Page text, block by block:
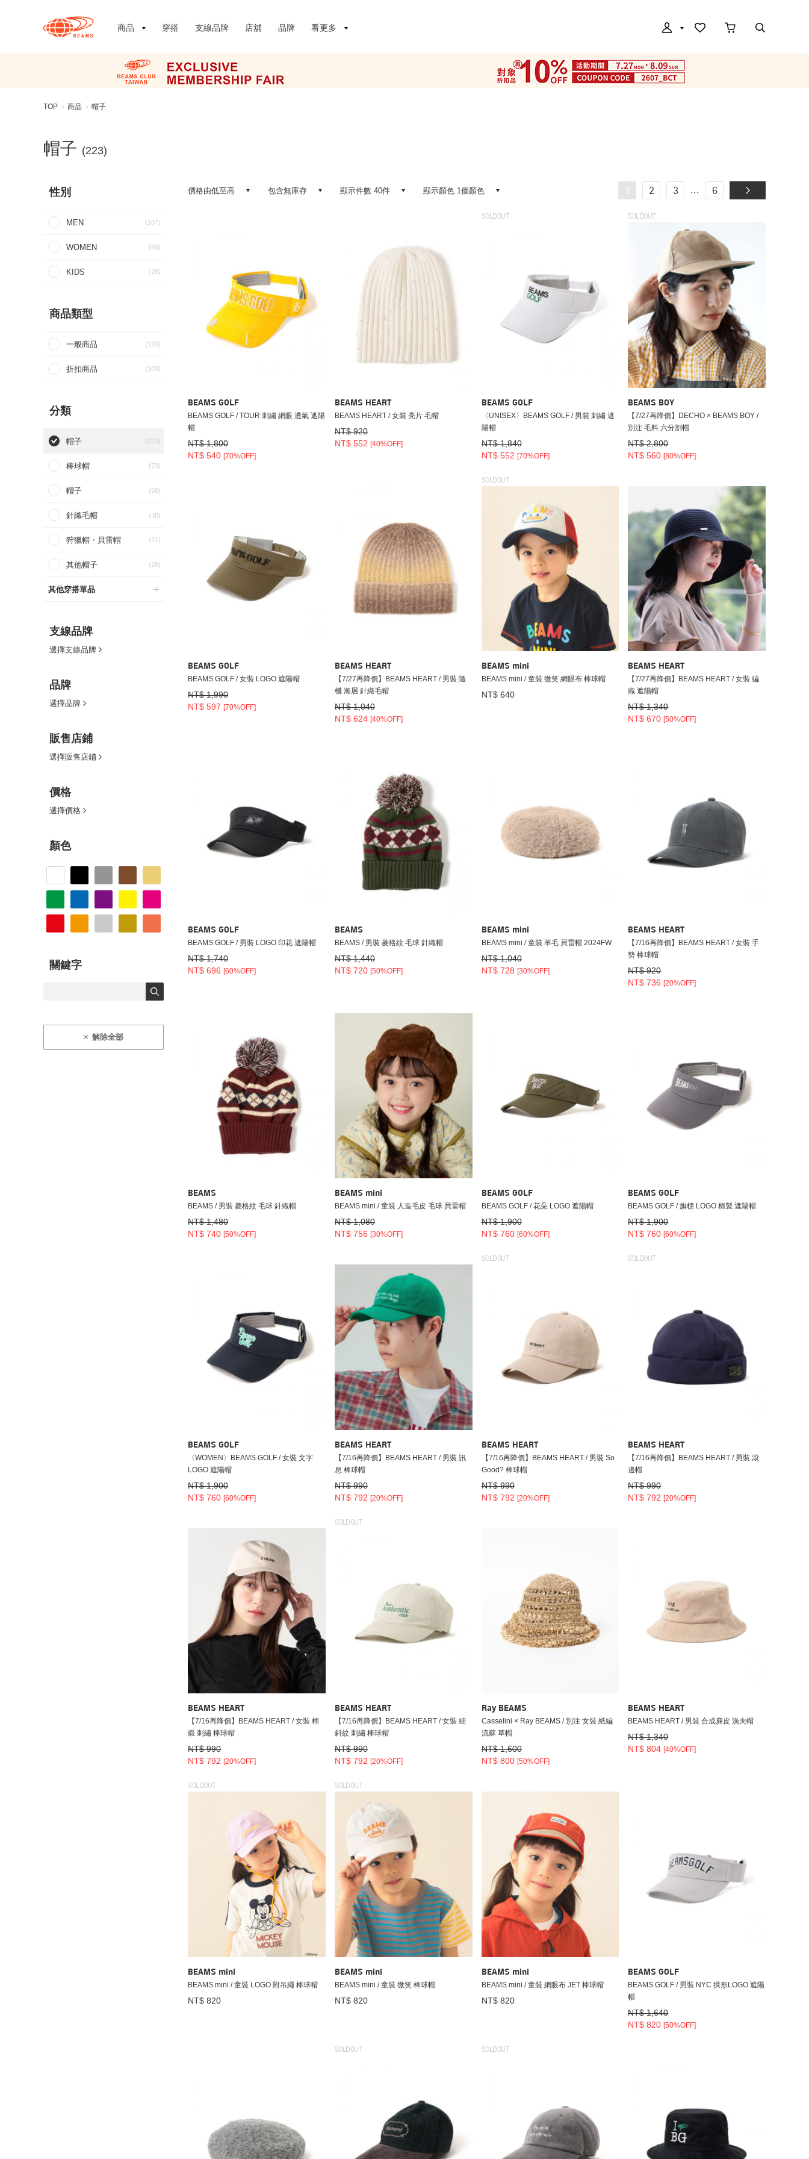
商品 穿搭 支線品牌 店舖 品牌 看更多
TOP > 商品 > 帽子
帽子 (223)
性別
MEN (107)
WOMEN (99)
KIDS (26)
商品類型
一般商品 (120)
折扣商品 (103)
分類
帽子 (223)
棒球帽 (73)
帽子 (58)
針織毛帽 (38)
狩獵帽・貝雷帽 (21)
其他帽子 (26)
其他穿搭單品
支線品牌
選擇支線品牌
品牌
選擇品牌
販售店鋪
選擇販售店鋪
價格
選擇價格
顏色
關鍵字
解除全部
價格由低至高 包含無庫存 顯示件數 40件 顯示顏色 1個顏色 1 2 3 ... 6
BEAMS GOLF
BEAMS GOLF / TOUR 刺繡 網眼 透氣 遮陽
帽
NT$ 1,800
NT$ 540 [70%OFF]
BEAMS HEART
BEAMS HEART / 女裝 亮片 毛帽
NT$ 920
NT$ 552 [40%OFF]
SOLDOUT
BEAMS GOLF
〈UNISEX〉BEAMS GOLF / 男裝 刺繡 遮
陽帽
NT$ 1,840
NT$ 552 [70%OFF]
SOLDOUT
BEAMS BOY
【7/27再降價】DECHO × BEAMS BOY /
別注 毛料 六分割帽
NT$ 2,800
NT$ 560[80%OFF]
BEAMS GOLF
BEAMS GOLF / 女裝 LOGO 遮陽帽
NT$ 1,990
NT$ 597 [70%OFF]
BEAMS HEART
【7/27再降價】BEAMS HEART / 男裝 隨
機 漸層 針織毛帽
NT$ 1,040
NT$ 624 [40%OFF]
SOLDOUT
BEAMS mini
BEAMS mini / 童裝 微笑 網眼布 棒球帽
NT$ 640
BEAMS HEART
【7/27再降價】BEAMS HEART / 女裝 編
織 遮陽帽
NT$ 1,340
NT$ 670[50%OFF]
BEAMS GOLF
BEAMS GOLF / 男裝 LOGO 印花 遮陽帽
NT$ 1,740
NT$ 696 [60%OFF]
BEAMS
BEAMS / 男裝 菱格紋 毛球 針織帽
NT$ 1,440
NT$ 720 [50%OFF]
BEAMS mini
BEAMS mini / 童裝 羊毛 貝雷帽 2024FW
NT$ 1,040
NT$ 728 [30%OFF]
BEAMS HEART
【7/16再降價】BEAMS HEART / 女裝 手
勢 棒球帽
NT$ 920
NT$ 736[20%OFF]
BEAMS
BEAMS / 男裝 菱格紋 毛球 針織帽
NT$ 1,480
NT$ 740 [50%OFF]
BEAMS mini
BEAMS mini / 童裝 人造毛皮 毛球 貝雷帽
NT$ 1,080
NT$ 756 [30%OFF]
BEAMS GOLF
BEAMS GOLF / 花朵 LOGO 遮陽帽
NT$ 1,900
NT$ 760 [60%OFF]
BEAMS GOLF
BEAMS GOLF / 旗標 LOGO 棉製 遮陽帽
NT$ 1,900
NT$ 760[60%OFF]
BEAMS GOLF
〈WOMEN〉BEAMS GOLF / 女裝 文字
LOGO 遮陽帽
NT$ 1,900
NT$ 760 [60%OFF]
BEAMS HEART
【7/16再降價】BEAMS HEART / 男裝 訊
息 棒球帽
NT$ 990
NT$ 792 [20%OFF]
SOLDOUT
BEAMS HEART
【7/16再降價】BEAMS HEART / 男裝 So
Good? 棒球帽
NT$ 990
NT$ 792 [20%OFF]
SOLDOUT
BEAMS HEART
【7/16再降價】BEAMS HEART / 男裝 滾
邊帽
NT$ 990
NT$ 792[20%OFF]
BEAMS HEART
【7/16再降價】BEAMS HEART / 女裝 棉
緞 刺繡 棒球帽
NT$ 990
NT$ 792 [20%OFF]
SOLDOUT
BEAMS HEART
【7/16再降價】BEAMS HEART / 女裝 細
斜紋 刺繡 棒球帽
NT$ 990
NT$ 792 [20%OFF]
Ray BEAMS
Casselini × Ray BEAMS / 別注 女裝 紙編
流蘇 草帽
NT$ 1,600
NT$ 800 [50%OFF]
BEAMS HEART
BEAMS HEART / 男裝 合成麂皮 漁夫帽
NT$ 1,340
NT$ 804[40%OFF]
SOLDOUT
BEAMS mini
BEAMS mini / 童裝 LOGO 附吊繩 棒球帽
NT$ 820
SOLDOUT
BEAMS mini
BEAMS mini / 童裝 微笑 棒球帽
NT$ 820
BEAMS mini
BEAMS mini / 童裝 網眼布 JET 棒球帽
NT$ 820
BEAMS GOLF
BEAMS GOLF / 男裝 NYC 拱形LOGO 遮陽
帽
NT$ 1,640
NT$ 820[50%OFF]
SOLDOUT SOLDOUT